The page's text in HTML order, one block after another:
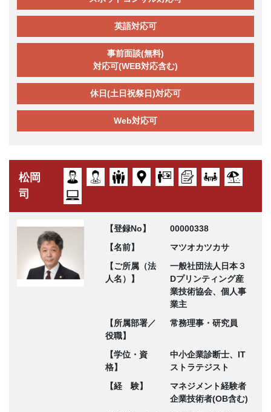
英語対応可
事前面談(無料)
対応可(WEB対応含む)
休日(土日祝祭日)対応可
Web対応可
松岡
司
【登録No】
00000338
【名前】
マツオカツカサ
【ご所属（法
人名）】
一般社団法人日本３
Dプリンティング産
業技術協会、個人事
業主
【所属部署／
役職】
常務理事・研究員
【学位・資
格】
中小企業診断士、IT
ストラテジスト
【経 験】
マネジメント経験者
企業技術者(OB含む)